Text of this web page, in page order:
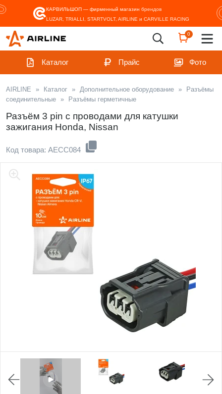
КАРВИЛЬШОП — фирменный магазин брендов
LUZAR, TRIALLI, STARTVOLT, AIRLINE и CARVILLE RACING
0
Каталог Прайс Фото
AIRLINE » Каталог » Дополнительное оборудование »
Разъёмы
соединительные » Разъёмы герметичные
Разъём 3 pin с проводами для катушки
зажигания Honda, Nissan
Код товара: AECC084